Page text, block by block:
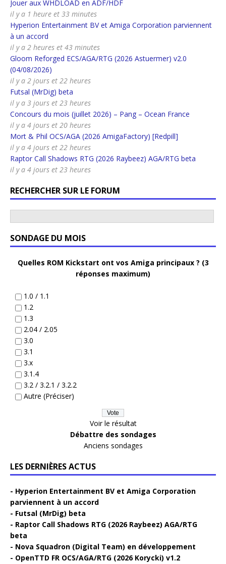
Jouer aux WHDLOAD en ADF/HDF
il y a 1 heure et 33 minutes
Hyperion Entertainment BV et Amiga Corporation parviennent
à un accord
il y a 2 heures et 43 minutes
Gloom Reforged ECS/AGA/RTG (2026 Astuermer) v2.0
(04/08/2026)
il y a 2 jours et 22 heures
Futsal (MrDig) beta
il y a 3 jours et 23 heures
Concours du mois (juillet 2026) – Pang – Ocean France
il y a 4 jours et 20 heures
Mort & Phil OCS/AGA (2026 AmigaFactory) [Redpill]
il y a 4 jours et 22 heures
Raptor Call Shadows RTG (2026 Raybeez) AGA/RTG beta
il y a 4 jours et 23 heures
RECHERCHER SUR LE FORUM
SONDAGE DU MOIS
Quelles ROM Kickstart ont vos Amiga principaux ? (3
réponses maximum)
1.0 / 1.1
1.2
1.3
2.04 / 2.05
3.0
3.1
3.x
3.1.4
3.2 / 3.2.1 / 3.2.2
Autre (Préciser)
Voir le résultat
Débattre des sondages
Anciens sondages
LES DERNIÈRES ACTUS
Hyperion Entertainment BV et Amiga Corporation
parviennent à un accord
Futsal (MrDig) beta
Raptor Call Shadows RTG (2026 Raybeez) AGA/RTG
beta
Nova Squadron (Digital Team) en développement
OpenTTD FR OCS/AGA/RTG (2026 Korycki) v1.2